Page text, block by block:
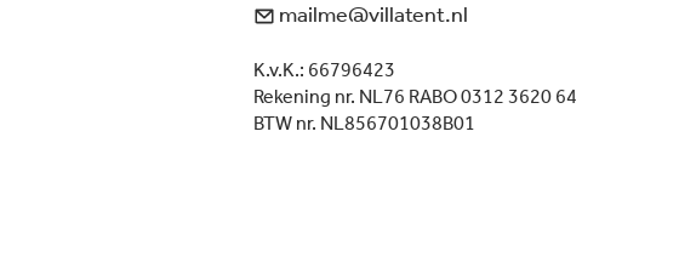
mailme@villatent.nl
K.v.K.: 66796423
Rekening nr. NL76 RABO 0312 3620 64
BTW nr. NL856701038B01